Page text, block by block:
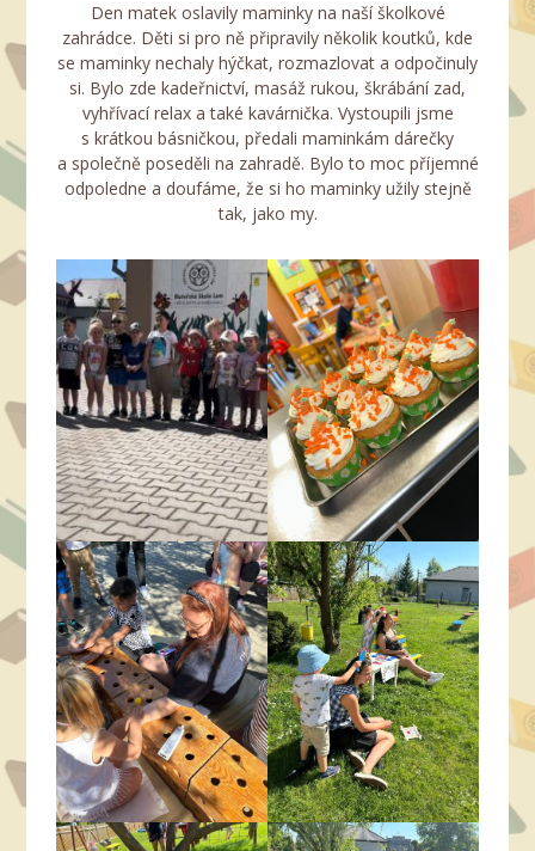
Den matek oslavily maminky na naší školkové
zahrádce. Děti si pro ně připravily několik koutků, kde
se maminky nechaly hýčkat, rozmazlovat a odpočinuly
si. Bylo zde kadeřnictví, masáž rukou, škrábání zad,
vyhřívací relax a také kavárnička. Vystoupili jsme
s krátkou básničkou, předali maminkám dárečky
a společně poseděli na zahradě. Bylo to moc příjemné
odpoledne a doufáme, že si ho maminky užily stejně
tak, jako my.